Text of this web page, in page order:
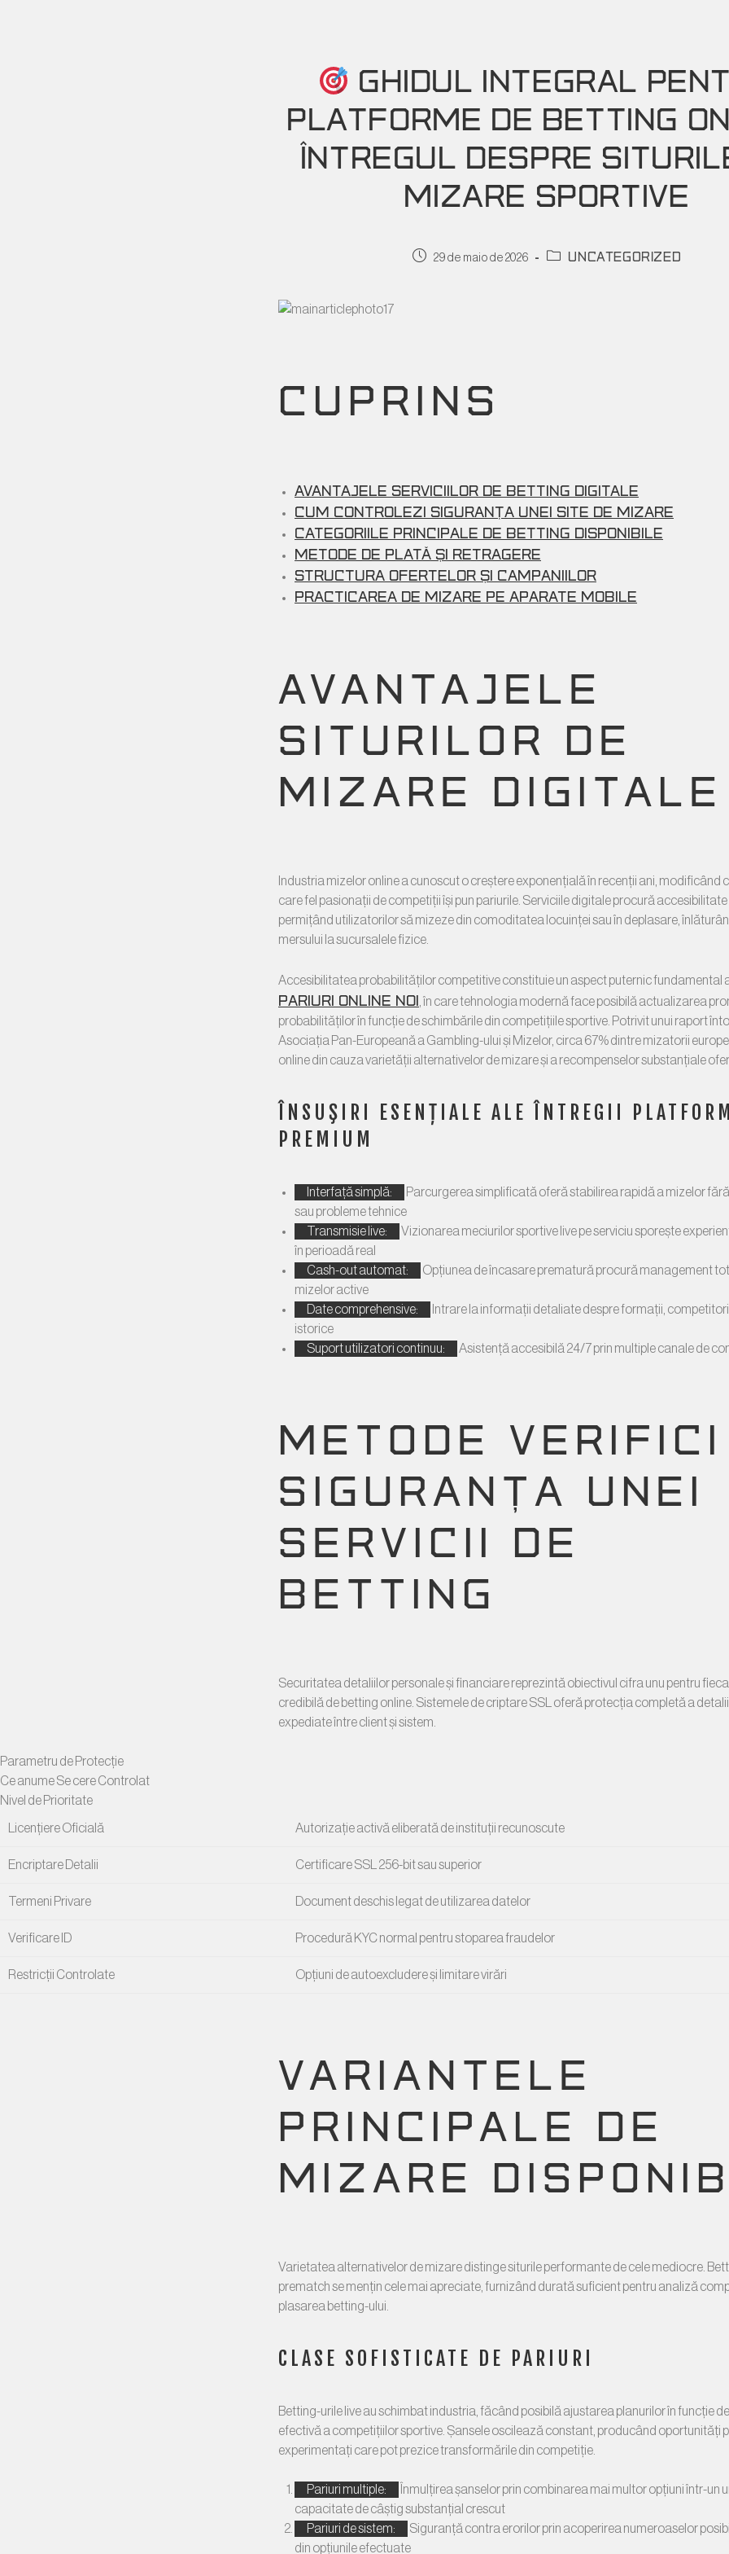
GHIDUL INTEGRAL
PLATFORME DE BETTING
ÎNTREGUL DESPRE
MIZARE SPORTIVE
29 de maio de 2026 uncategorized
CUPRINS
Avantajele Serviciilor de Betting Digitale
Cum Controlezi Siguranța unei Site de Mizare
Categoriile Principale de Betting Disponibile
Metode de Plată și Retragere
Structura Ofertelor și Campaniilor
Practicarea de Mizare pe Aparate Mobile
AVANTAJELE
SITURILOR DE
MIZARE DIGITALE
Industria mizelor online a cunoscut o creștere exponențială în recenții ani, modificând
care fel pasionații de competiții își pun pariurile. Serviciile digitale procură
permițând utilizatorilor să mizeze din comoditatea locuinței sau în deplasare,
mersului la sucursalele fizice.
Accesibilitatea probabilităților competitive constituie un aspect puternic fundamental
pariuri online noi , în care tehnologia modernă face posibilă actualizarea
probabilităților în funcție de schimbările din competițiile sportive. Potrivit unui raport
Asociația Pan-Europeană a Gambling-ului și Mizelor, circa 67% dintre mizatorii
online din cauza varietății alternativelor de mizare și a recompenselor substanțiale
ÎNSUŞIRI ESENȚIALE ALE ÎNTREGII
PREMIUM
Interfață simplă:
Parcurgerea simplificată oferă stabilirea rapidă a mizelor
sau probleme tehnice
Transmisie live:
Vizionarea meciurilor sportive live pe serviciu sporește
în perioadă real
Cash-out automat:
Opțiunea de încasare prematură procură management
mizelor active
Date comprehensive:
Intrare la informații detaliate despre formații,
istorice
Suport utilizatori continuu:
Asistență accesibilă 24/7 prin multiple canale de
METODE VERIFICI
SIGURANȚA UNEI
SERVICII DE
BETTING
Securitatea detaliilor personale și financiare reprezintă obiectivul cifra unu pentru
credibilă de betting online. Sistemele de criptare SSL oferă protecția completă a
expediate între client și sistem.
Parametru de Protecție
Ce anume Se cere Controlat
Nivel de Prioritate
Licențiere Oficială Autorizație activă eliberată de instituții recunoscute
Encriptare Detalii Certificare SSL 256-bit sau superior
Termeni Privare Document deschis legat de utilizarea datelor
Verificare ID Procedură KYC normal pentru stoparea fraudelor
Restricții Controlate Opțiuni de autoexcludere și limitare virări
VARIANTELE
PRINCIPALE DE
MIZARE
Varietatea alternativelor de mizare distinge siturile performante de cele mediocre.
prematch se mențin cele mai apreciate, furnizând durată suficient pentru analiză
plasarea betting-ului.
CLASE SOFISTICATE DE PARIURI
Betting-urile live au schimbat industria, făcând posibilă ajustarea planurilor în funcție
efectivă a competițiilor sportive. Șansele oscilează constant, producând oportunități
experimentați care pot prezice transformările din competiție.
Pariuri multiple:
Înmulțirea șanselor prin combinarea mai multor opțiuni într-un
capacitate de câștig substanțial crescut
Pariuri de sistem:
Siguranță contra erorilor prin acoperirea numeroaselor
din opțiunile efectuate